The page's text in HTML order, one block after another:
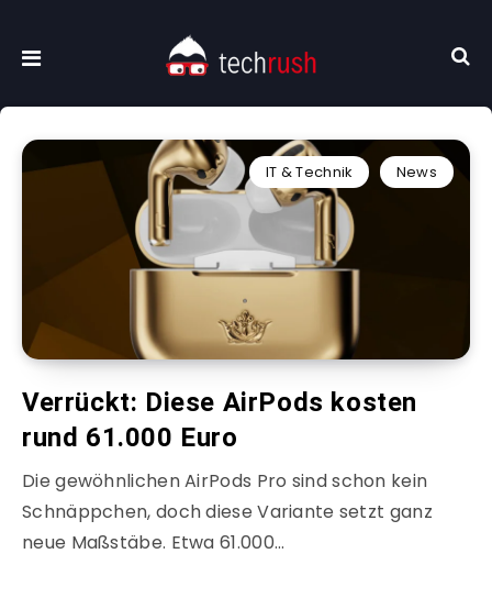
IT & Technik News
Verrückt: Diese AirPods kosten
rund 61.000 Euro
Die gewöhnlichen AirPods Pro sind schon kein
Schnäppchen, doch diese Variante setzt ganz
neue Maßstäbe. Etwa 61.000…